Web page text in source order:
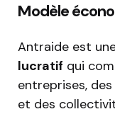
Modèle
Antraide est
lucratif qui
entreprises,
et des